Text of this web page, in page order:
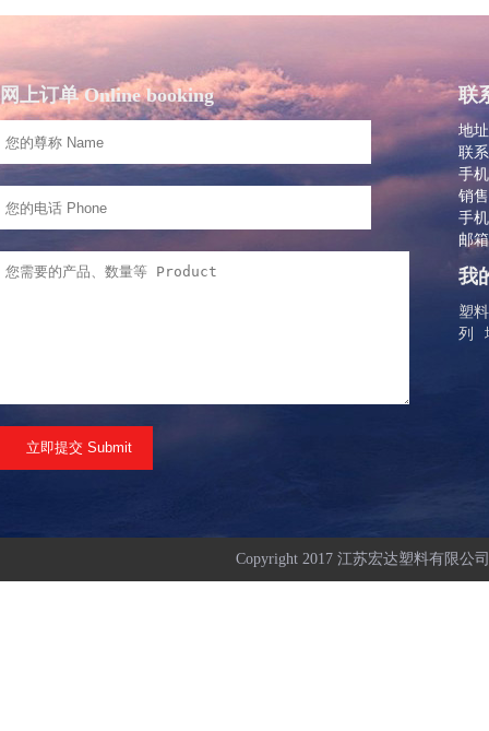
网上订单 Online booking 联
地
联
手
销
手
邮
我
塑
列
Copyright 2017 江苏宏达塑料有限公